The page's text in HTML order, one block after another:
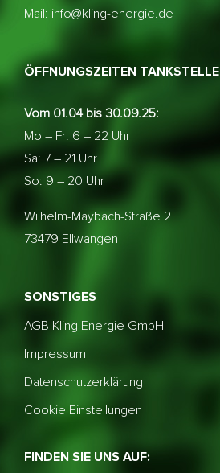
Mail: info@kling-energie.de
ÖFFNUNGSZEITEN TANKSTELLE
Vom 01.04 bis 30.09.25:
Mo – Fr: 6 – 22 Uhr
Sa: 7 – 21 Uhr
So: 9 – 20 Uhr
Wilhelm-Maybach-Straße 2
73479 Ellwangen
SONSTIGES
AGB Kling Energie GmbH
Impressum
Datenschutzerklärung
Cookie Einstellungen
FINDEN SIE UNS AUF: